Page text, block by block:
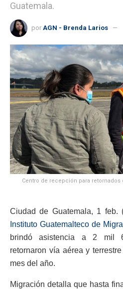
Guatemala.
por AGN - Brenda Larios
Centro de recepción para retornados
Ciudad de Guatemala, 1 feb.
Instituto Guatemalteco de
brindó asistencia a 2 mil
retornaron vía aérea y
mes del año.
Migración detalla que hasta